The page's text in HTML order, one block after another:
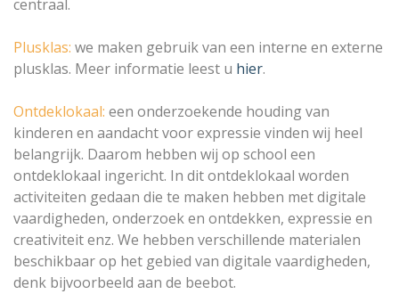
centraal.
Plusklas: we maken gebruik van een interne en externe
plusklas. Meer informatie leest u hier.
Ontdeklokaal: een onderzoekende houding van
kinderen en aandacht voor expressie vinden wij heel
belangrijk. Daarom hebben wij op school een
ontdeklokaal ingericht. In dit ontdeklokaal worden
activiteiten gedaan die te maken hebben met digitale
vaardigheden, onderzoek en ontdekken, expressie en
creativiteit enz. We hebben verschillende materialen
beschikbaar op het gebied van digitale vaardigheden,
denk bijvoorbeeld aan de beebot.